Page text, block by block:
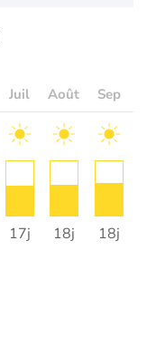
Juil Août Sep
17j 18j 18j